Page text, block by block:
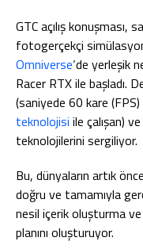
GTC açılış konuşması,
fotogerçekçi
Omniverse‘de yerleşik
Racer RTX ile başladı.
(saniyede 60 kare
teknolojisi ile çalışan)
teknolojilerini sergiliyor.
Bu, dünyaların artık
doğru ve tamamıyla
nesil içerik oluşturma
planını oluşturuyor.